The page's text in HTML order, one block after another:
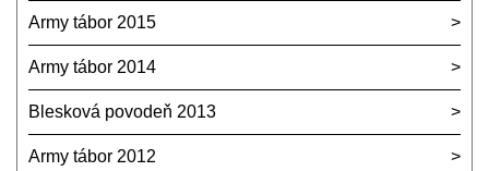
Army tábor 2015
Army tábor 2014
Blesková povodeň 2013
Army tábor 2012